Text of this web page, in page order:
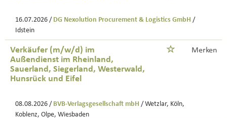
16.07.2026 / DG Nexolution Procurement & Logistics GmbH /
Idstein
Verkäufer (m/w/d) im
Außendienst im Rheinland,
Sauerland, Siegerland, Westerwald,
Hunsrück und Eifel
Merken
08.08.2026 / BVB-Verlagsgesellschaft mbH / Wetzlar, Köln,
Koblenz, Olpe, Wiesbaden